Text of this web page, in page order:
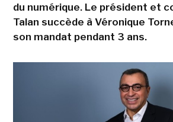
du numérique. Le président et
Talan succède à Véronique
son mandat pendant 3 ans.